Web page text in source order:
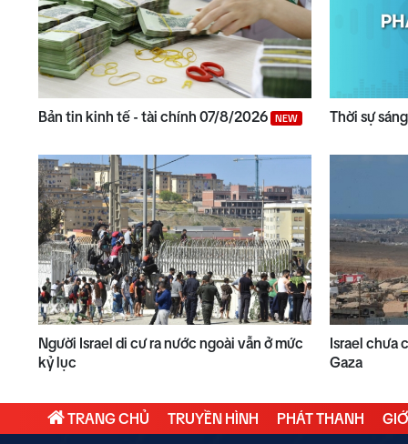
Bản tin kinh tế - tài chính 07/8/2026 NEW Thời sự
Người Israel di cư ra nước ngoài vẫn ở mức
kỷ lục
Israel chưa
Gaza
TRANG CHỦ TRUYỀN HÌNH PHÁT THANH